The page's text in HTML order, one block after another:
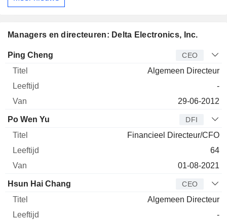
Managers en directeuren: Delta Electronics, Inc.
Bedrijfsleider
Ping Cheng CEO
Algemeen Directeur
-
29-06-2012
Po Wen Yu DFI
Financieel Directeur/CFO
64
01-08-2021
Hsun Hai Chang CEO
Algemeen Directeur
-